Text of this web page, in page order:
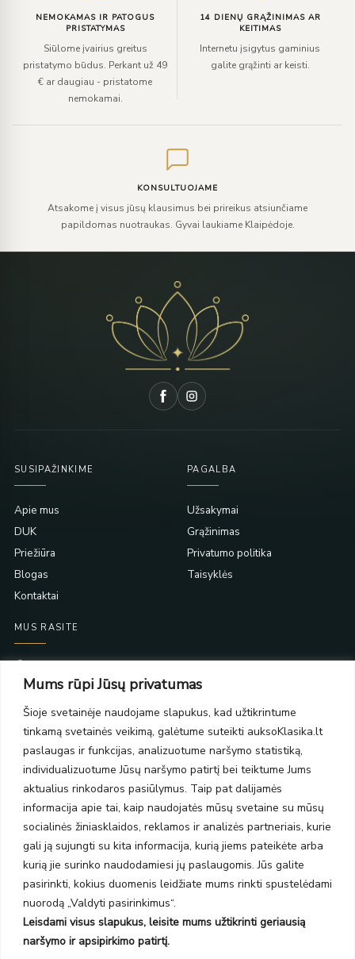
Mums rūpi Jūsų privatumas
Šioje svetainėje naudojame slapukus, kad užtikrintume
tinkamą svetainės veikimą, galėtume suteikti auksoKlasika.lt
paslaugas ir funkcijas, analizuotume naršymo statistiką,
individualizuotume Jūsų naršymo patirtį bei teiktume Jums
aktualius rinkodaros pasiūlymus. Taip pat dalijamės
informacija apie tai, kaip naudojatės mūsų svetaine su mūsų
socialinės žiniasklaidos, reklamos ir analizės partneriais, kurie
gali ją sujungti su kita informacija, kurią jiems pateikėte arba
kurią jie surinko naudodamiesi jų paslaugomis. Jūs galite
pasirinkti, kokius duomenis leidžiate mums rinkti spustelėdami
nuorodą „Valdyti pasirinkimus“.
Leisdami visus slapukus, leisite mums užtikrinti geriausią
naršymo ir apsipirkimo patirtį.
NEMOKAMAS IR PATOGUS
PRISTATYMAS
Siūlome įvairius greitus
pristatymo būdus. Perkant už 49
€ ar daugiau - pristatome
nemokamai.
14 DIENŲ GRĄŽINIMAS AR
KEITIMAS
Internetu įsigytus gaminius
galite grąžinti ar keisti.
KONSULTUOJAME
Atsakome į visus jūsų klausimus bei prireikus atsiunčiame
papildomas nuotraukas. Gyvai laukiame Klaipėdoje.
SUSIPAŽINKIME
Apie mus
DUK
Priežiūra
Blogas
Kontaktai
PAGALBA
Užsakymai
Grąžinimas
Privatumo politika
Taisyklės
MUS RASITE
PC Molas, Klaipėda
PC BIG 2, Klaipėda
Šilutės pl. 35
PC Banginis, Klaipėda
NAUJIENLAIŠKIS
Prenumeruokite ir gaukite pasiūlymus, naujienas bei riboto
leidimo kolekcijas.
SIŲSTI